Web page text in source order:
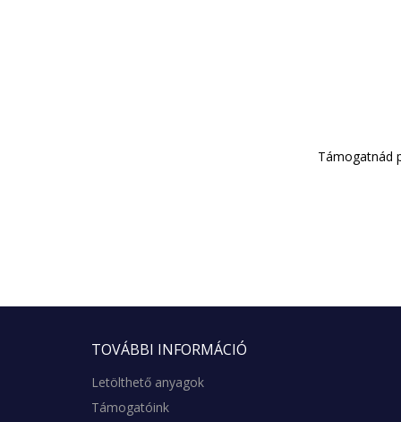
Támogatnád
TOVÁBBI INFORMÁCIÓ
Letölthető anyagok
Támogatóink